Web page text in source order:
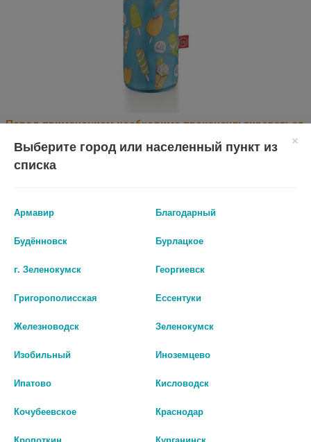
Перед применением необходимо проконсультироваться
Производитель оставляет за собой право изменять внешний вид и
824
Цены на сайте могут отличаться от цен в аптечных пунктах.
Окончательный расчет стоимости будет произведен при
оформлении заказа.
Описание
Выберите город или населенный пункт из
списка
Армавир Благодарный
Будённовск Бурлацкое
г. Зеленокумск Георгиевск
Григорополисская Ессентуки
Железноводск Зеленокумск
Изобильный Иноземцево
Ипатово Кисловодск
Кочубеевское Краснодар
Кропоткин Курганинск